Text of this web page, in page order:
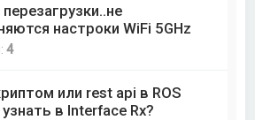
настроки WiFi 5GHz
4
или rest api в ROS
в Interface Rx?